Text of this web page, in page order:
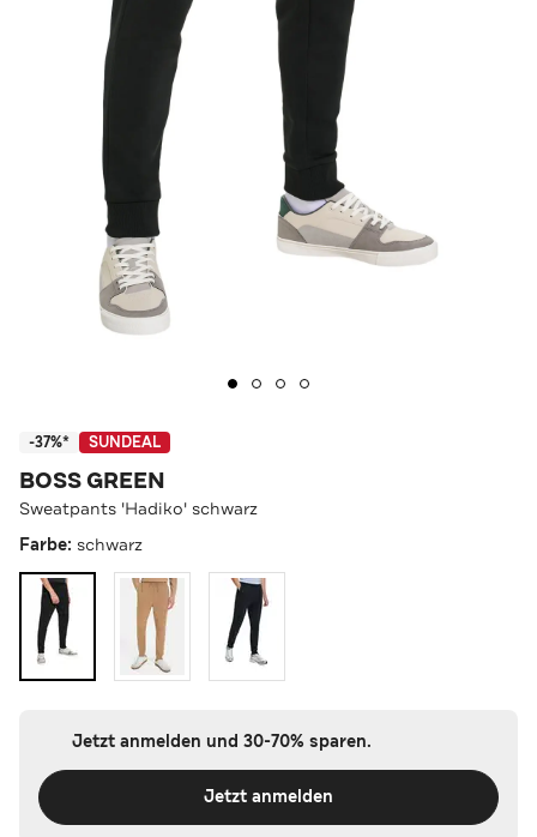
-37%* SUNDEAL
BOSS GREEN
Sweatpants 'Hadiko' schwarz
Farbe: schwarz
Jetzt anmelden und 30-70% sparen.
Jetzt anmelden